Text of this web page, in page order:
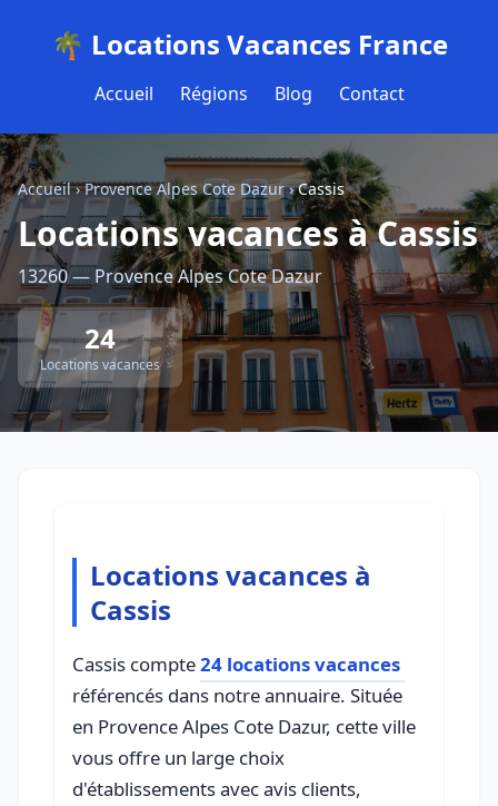
🌴 Locations Vacances France
Accueil Régions Blog Contact
Accueil›Provence Alpes Cote Dazur›Cassis
Locations vacances à Cassis
13260 — Provence Alpes Cote Dazur
24
Locations vacances
Locations vacances à
Cassis
Cassis compte24 locations vacances
référencés dans notre annuaire. Située
en Provence Alpes Cote Dazur, cette ville
vous offre un large choix
d'établissements avec avis clients,